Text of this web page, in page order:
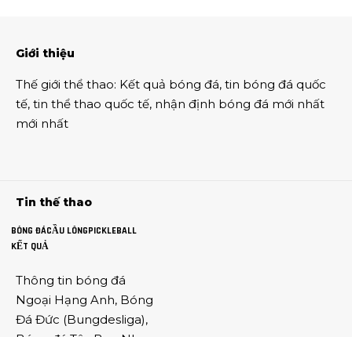
Giới thiệu
Thế giới thể thao: Kết quả bóng đá, tin bóng đá quốc
tế, tin thể thao quốc tế, nhận định bóng đá mới nhất
mới nhất
Tin thế thao
BÓNG ĐÁCẦU LÔNGPICKLEBALL
KẾT QUẢ
Thông tin bóng đá
Ngoại Hạng Anh, Bóng
Đá Đức (Bungdesliga),